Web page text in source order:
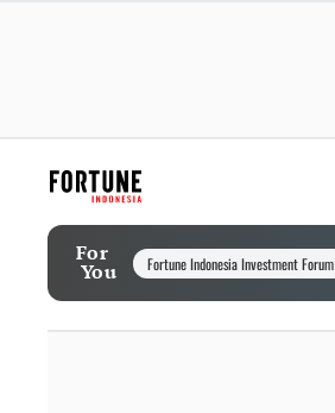
For
You Fortune Indonesia Investment Forum